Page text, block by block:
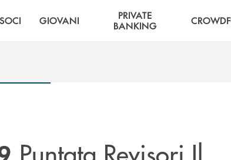
SOCI GIOVANI
PRIVATE
BANKING
Puntata Revisori Il